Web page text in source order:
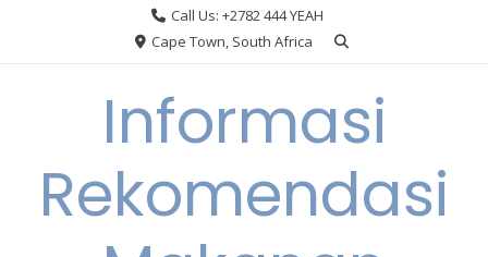
Call Us: +2782 444 YEAH
Cape Town, South Africa
Informasi
Rekomendasi